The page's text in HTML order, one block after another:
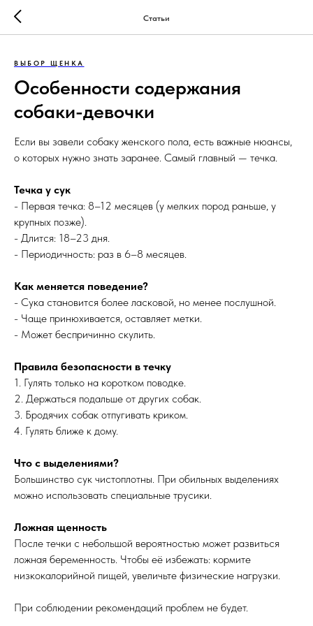
Статьи
ВЫБОР ЩЕНКА
Особенности содержания
собаки-девочки
Если вы завели собаку женского пола, есть важные нюансы,
о которых нужно знать заранее. Самый главный — течка.
Течка у сук
- Первая течка: 8–12 месяцев (у мелких пород раньше, у
крупных позже).
- Длится: 18–23 дня.
- Периодичность: раз в 6–8 месяцев.
Как меняется поведение?
- Сука становится более ласковой, но менее послушной.
- Чаще принюхивается, оставляет метки.
- Может беспричинно скулить.
Правила безопасности в течку
1. Гулять только на коротком поводке.
2. Держаться подальше от других собак.
3. Бродячих собак отпугивать криком.
4. Гулять ближе к дому.
Что с выделениями?
Большинство сук чистоплотны. При обильных выделениях
можно использовать специальные трусики.
Ложная щенность
После течки с небольшой вероятностью может развиться
ложная беременность. Чтобы её избежать: кормите
низкокалорийной пищей, увеличьте физические нагрузки.
При соблюдении рекомендаций проблем не будет.